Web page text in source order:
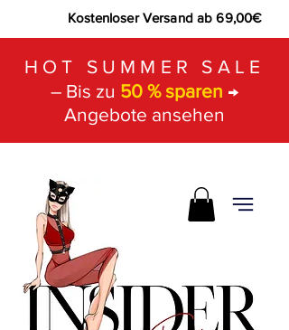
Kostenloser Versand ab 69,00€
HOT SUMMER SALE
– Bis zu 50 % sparen →
Angebote ansehen